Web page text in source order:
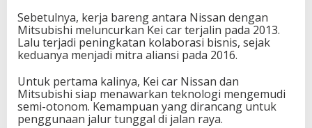
Sebetulnya, kerja bareng antara Nissan dengan
Mitsubishi meluncurkan Kei car terjalin pada 2013.
Lalu terjadi peningkatan kolaborasi bisnis, sejak
keduanya menjadi mitra aliansi pada 2016.
Untuk pertama kalinya, Kei car Nissan dan
Mitsubishi siap menawarkan teknologi mengemudi
semi-otonom. Kemampuan yang dirancang untuk
penggunaan jalur tunggal di jalan raya.